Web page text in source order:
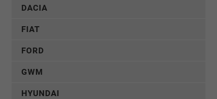
DACIA
FIAT
FORD
GWM
HYUNDAI